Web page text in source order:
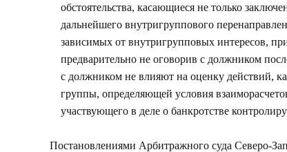
обстоятельства, касающиеся не только
дальнейшего внутригруппового
зависимых от внутригрупповых интересов,
предварительно не оговорив с должником
с должником не влияют на оценку действий,
группы, определяющей условия
участвующего в деле о банкротстве
Постановлениями Арбитражного суда Северо-